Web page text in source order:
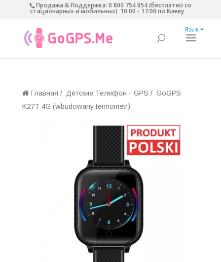
Продажа & Поддержка:0 800 754 854 (бесплатно со
стационарных и мобильных) 10:00 - 17:00 по Киеву
Язык
Главная / Детские Телефон - GPS / GoGPS
K27T 4G (wbudowany termometr)